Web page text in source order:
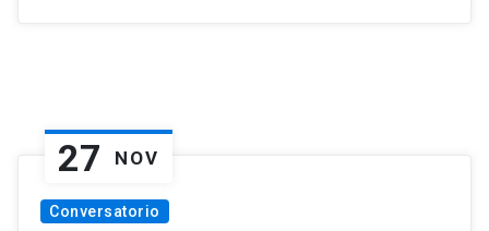
27 NOV
Conversatorio